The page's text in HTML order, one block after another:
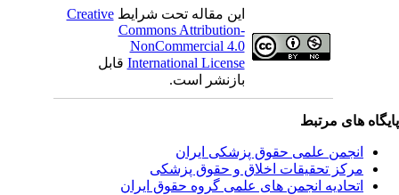
این مقاله تحت شرایطCreative
Commons Attribution-
NonCommercial 4.0
International Licenseقابل
بازنشر است.
های مرتبط
انجمن علمی حقوق پزشکی ایران
مرکز تحقیقات اخلاق و حقوق پزشکی
اتحادیه انجمن های علمی گروه حقوق ایران